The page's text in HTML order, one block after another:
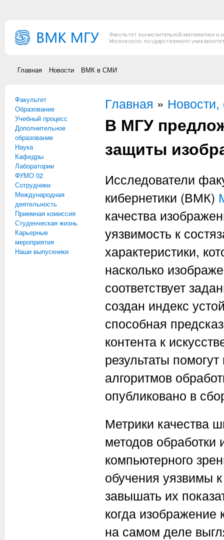
Главная Новости ВМК в СМИ
Факультет
Образование
Учебный процесс
Дополнительное
образование
Наука
Кафедры
Лаборатории
ФУМО 02
Сотрудники
Международная
деятельность
Приемная комиссия
Студенческая жизнь
Карьерные
мероприятия
Наши выпускники
Вы здесь
Главная »
В МГУ
защиты
Исследователи
кибернетики (ВМК)
качества
уязвимость к
характеристики,
насколько
соответствует
создан индекс
способная
контента к
результаты
алгоритмов
опубликовано в
Метрики качества
методов
компьютерного
обучения уязвимы
завышать их
когда изображение
на самом деле